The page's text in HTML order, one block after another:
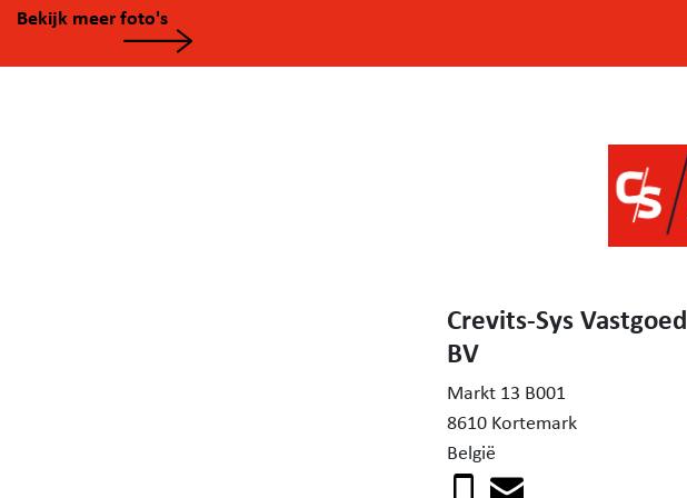
Tot slot is hier ook een ruime zolder aanwezig.
De woning is voorzien van regenwater en een
Dit pand is onderhevig aan de renovatieverplichtingen
opgelegd door de Vlaamse overheid - na het isoleren van het
Bekijk meer foto's
Crevits-Sys Vastgoed
BV
Markt 13 B001
8610 Kortemark
België